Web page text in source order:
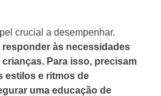
crucial a desempenhar.
responder às necessidades
Para isso, precisam
estilos e ritmos de
uma educação de